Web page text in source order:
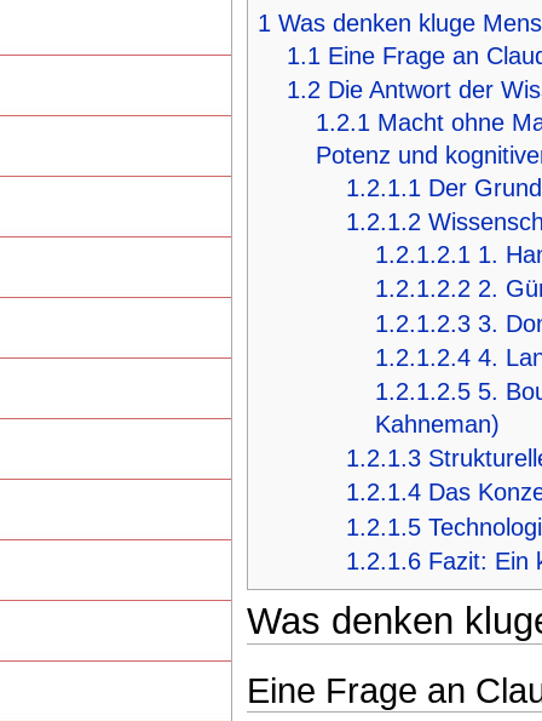
1 Was denken kluge
1.1 Eine Frage an
1.2 Die Antwort der
1.2.1 Macht ohne
Potenz und
1.2.1.1 Der
1.2.1.2
1.2.1.2.1 1.
1.2.1.2.2 2.
1.2.1.2.3 3.
1.2.1.2.4 4.
1.2.1.2.5 5.
Kahneman)
1.2.1.3
1.2.1.4 Das
1.2.1.5
1.2.1.6 Fazit: Ein
Was denken
Eine Frage an